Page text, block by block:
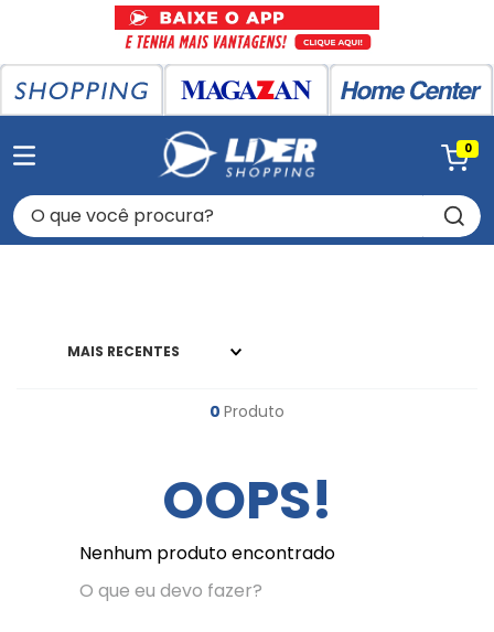
0
O que você procura?
MAIS RECENTES
0 Produto
OOPS!
Nenhum produto encontrado
O que eu devo fazer?